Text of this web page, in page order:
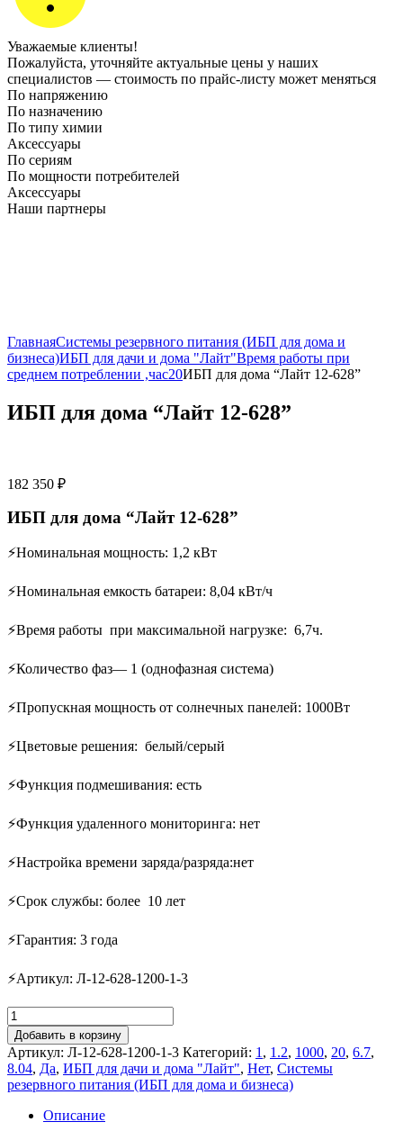
Уважаемые клиенты!
Пожалуйста, уточняйте актуальные цены у наших
специалистов — стоимость по прайс‑листу может меняться
По напряжению
По назначению
По типу химии
Аксессуары
По сериям
По мощности потребителей
Аксессуары
Наши партнеры
ГлавнаяСистемы резервного питания (ИБП для дома и
бизнеса)ИБП для дачи и дома "Лайт"Время работы при
среднем потреблении ,час20ИБП для дома “Лайт 12-628”
ИБП для дома “Лайт 12-628”
182 350 ₽
ИБП для дома “Лайт 12-628”
⚡Номинальная мощность: 1,2 кВт
⚡Номинальная емкость батареи: 8,04 кВт/ч
⚡Время работы при максимальной нагрузке: 6,7ч.
⚡Количество фаз— 1 (однофазная система)
⚡Пропускная мощность от солнечных панелей: 1000Вт
⚡Цветовые решения: белый/серый
⚡Функция подмешивания: есть
⚡Функция удаленного мониторинга: нет
⚡Настройка времени заряда/разряда:нет
⚡Срок службы: более 10 лет
⚡Гарантия: 3 года
⚡Артикул: Л-12-628-1200-1-3
Количество
товара
ИБП
для
дома
"Лайт
Добавить в корзину
Артикул: Л-12-628-1200-1-3 Категорий: 1 , 1.2, 1000, 20, 6.7,
8.04, Да, ИБП для дачи и дома "Лайт", Нет, Системы
резервного питания (ИБП для дома и бизнеса)
Описание